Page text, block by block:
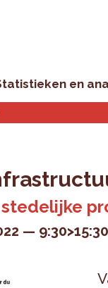
en
9:30>15:30